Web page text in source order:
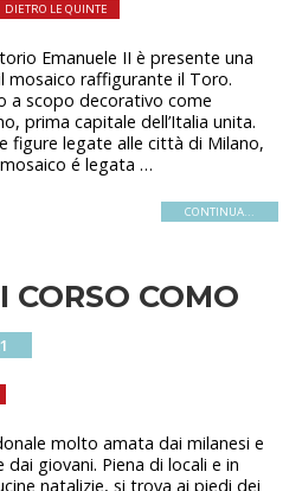
DIETRO LE QUINTE
Emanuele II è presente una
mosaico raffigurante il Toro.
a scopo decorativo come
prima capitale dell’Italia unita.
figure legate alle città di Milano,
é legata …
CONTINUA...
CORSO COMO
molto amata dai milanesi e
giovani. Piena di locali e in
natalizie, si trova ai piedi dei